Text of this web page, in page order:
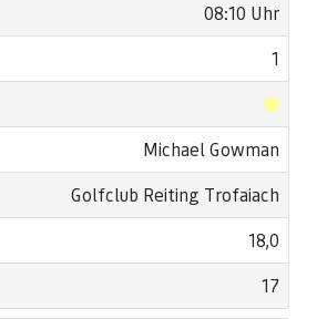
08:10 Uhr
1
Michael Gowman
Golfclub Reiting Trofaiach
18,0
17